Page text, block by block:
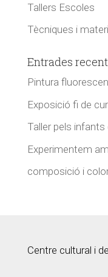
Tallers Escoles
Tècniques i
Entrades
Pintura
Exposició fi de
Taller pels infants
Experimentem
composició i
Centre cultural i